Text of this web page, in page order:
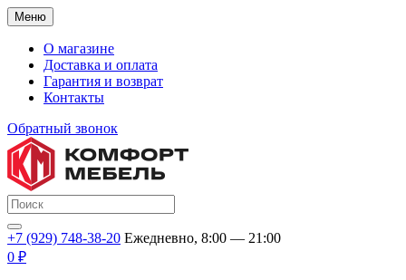
Меню
О магазине
Доставка и оплата
Гарантия и возврат
Контакты
Обратный звонок
+7 (929) 748-38-20 Ежедневно, 8:00 — 21:00
0 ₽